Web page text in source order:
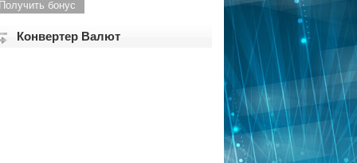
Конвертер Валют